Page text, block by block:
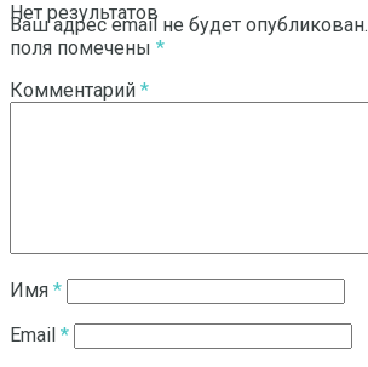
Нет результатов
Смотреть все результаты
Ваш адрес email не будет опубликован.
поля помечены *
Комментарий *
Имя *
Email *